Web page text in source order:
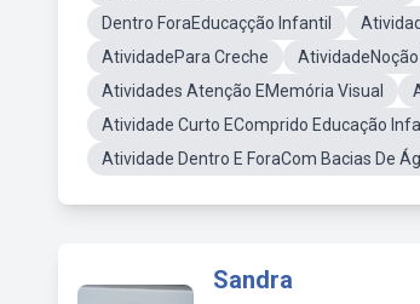
Dentro ForaEducaçção Infantil
AtividadePara Creche
Atividades Atenção EMemória Visual
Atividade Curto EComprido Educação
Atividade Dentro E ForaCom Bacias De
Sandra